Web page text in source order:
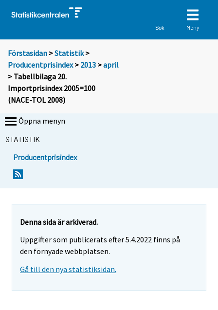
Sök Meny
Förstasidan >Statistik >
Producentprisindex> 2013 >april
> Tabellbilaga 20.
Importprisindex 2005=100
(NACE-TOL 2008)
Öppna menyn
STATISTIK
Producentprisindex
Denna sida är arkiverad.
Uppgifter som publicerats efter 5.4.2022 finns på
den förnyade webbplatsen.
Gå till den nya statistiksidan.